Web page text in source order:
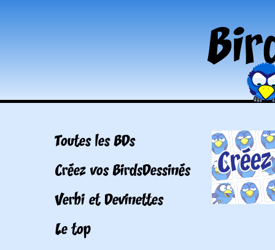
Toutes les BDs
Créez vos BirdsDessinés
Verbi et Devinettes
Le top